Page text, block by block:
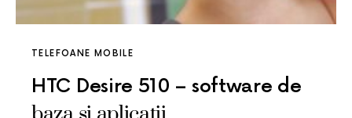
TELEFOANE MOBILE
HTC Desire 510 – software de